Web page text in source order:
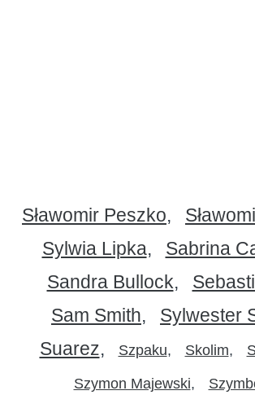
Sławomir Peszko
Sylwia Lipka
Sabrina
Sandra Bullock
Sam Smith
Sylwester
Suarez
Szpaku Skolim
Szymon Majewski